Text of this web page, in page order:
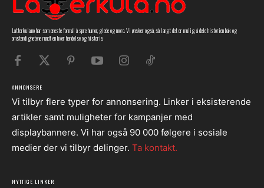
Latterkula.no har som eneste formål å spre humor, glede og moro. Vi ønsker også, så langt det er mulig, å dele historien bak og
omstendighetene rundt en hver hendelse og historie.
ANNONSERE
Vi tilbyr flere typer for annonsering. Linker i eksisterende
artikler samt muligheter for kampanjer med
displaybannere. Vi har også 90 000 følgere i sosiale
medier der vi tilbyr delinger. Ta kontakt.
NYTTIGE LINKER